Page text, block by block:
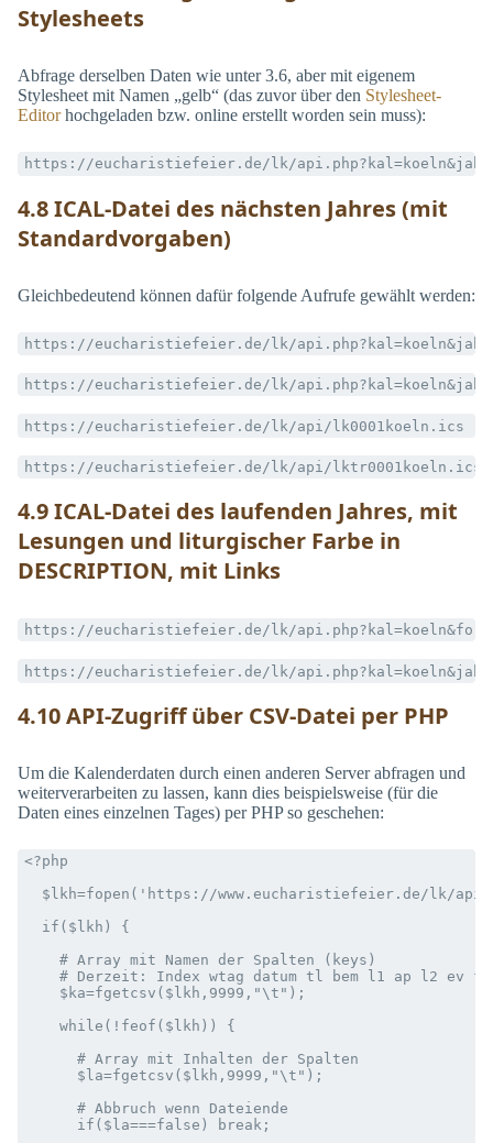
Stylesheets
Abfrage derselben Daten wie unter 3.6, aber mit eigenem
Stylesheet mit Namen „gelb“ (das zuvor über den Stylesheet-
Editorhochgeladen bzw. online erstellt worden sein muss):
https://eucharistiefeier.de/lk/
4.8 ICAL-Datei des nächsten Jahres (mit
Standardvorgaben)
Gleichbedeutend können dafür folgende Aufrufe gewählt werden:
https://eucharistiefeier.de/lk/
https://eucharistiefeier.de/lk/
https://eucharistiefeier.de/lk/api/lk0001koeln.ics
https://eucharistiefeier.de/lk/api/lktr0001koeln.ics
4.9 ICAL-Datei des laufenden Jahres, mit
Lesungen und liturgischer Farbe in
DESCRIPTION, mit Links
https://eucharistiefeier.de/lk/
https://eucharistiefeier.de/lk/
4.10 API-Zugriff über CSV-Datei per PHP
Um die Kalenderdaten durch einen anderen Server abfragen und
weiterverarbeiten zu lassen, kann dies beispielsweise (für die
Daten eines einzelnen Tages) per PHP so geschehen:
<?php
$lkh=fopen('https://www.eucharistiefeier.de/lk/
  if($lkh) {
    # Array mit Namen der Spalten (keys)
# Derzeit: Index wtag datum tl bem l1 ap l2 ev
    $ka=fgetcsv($lkh,9999,"\t");
    while(!feof($lkh)) {
      # Array mit Inhalten der Spalten
      $la=fgetcsv($lkh,9999,"\t");
      # Abbruch wenn Dateiende
      if($la===false) break;